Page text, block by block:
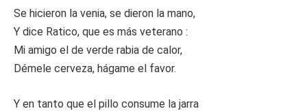
Se hicieron la venia, se dieron la mano,
Y dice Ratico, que es más veterano :
Mi amigo el de verde rabia de calor,
Démele cerveza, hágame el favor.
Y en tanto que el pillo consume la jarra